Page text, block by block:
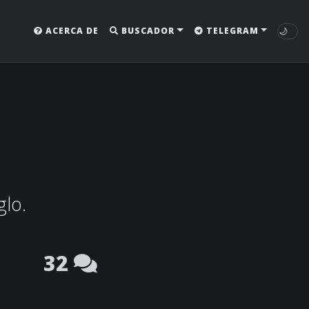
ACERCA DE BUSCADOR TELEGRAM 🌙
32